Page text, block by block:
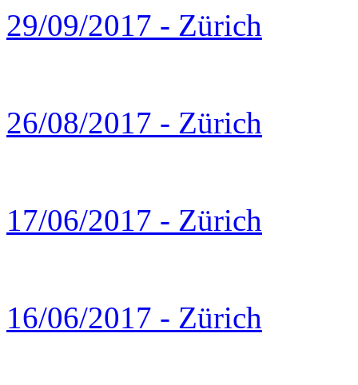
29/09/2017 - Zürich
26/08/2017 - Zürich
17/06/2017 - Zürich
16/06/2017 - Zürich